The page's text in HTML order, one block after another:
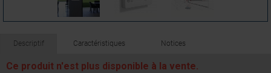
Descriptif Caractéristiques Notices
Ce produit n'est plus disponible à la vente.